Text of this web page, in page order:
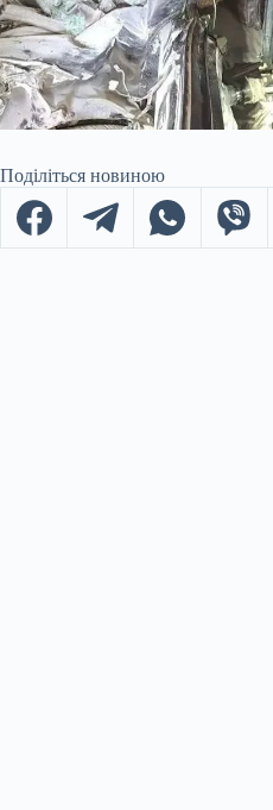
Поділіться новиною